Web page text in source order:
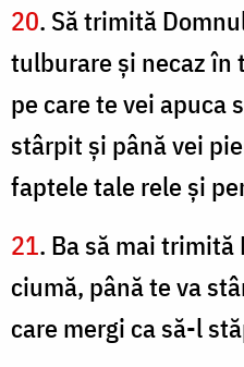
20. Să trimită
tulburare şi necaz
pe care te vei apuca
stârpit şi până vei
faptele tale rele şi
21. Ba să mai
ciumă, până te va
care mergi ca să-l